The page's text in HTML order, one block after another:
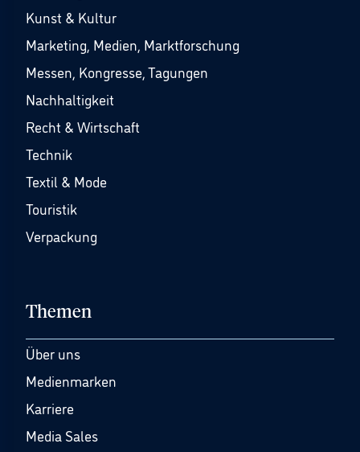
Kunst & Kultur
Marketing, Medien, Marktforschung
Messen, Kongresse, Tagungen
Nachhaltigkeit
Recht & Wirtschaft
Technik
Textil & Mode
Touristik
Verpackung
Themen
Über uns
Medienmarken
Karriere
Media Sales